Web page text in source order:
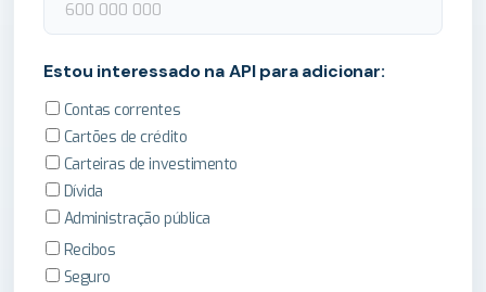
Estou interessado na API para adicionar:
Contas correntes
Cartões de crédito
Carteiras de investimento
Dívida
Administração pública
Recibos
Seguro